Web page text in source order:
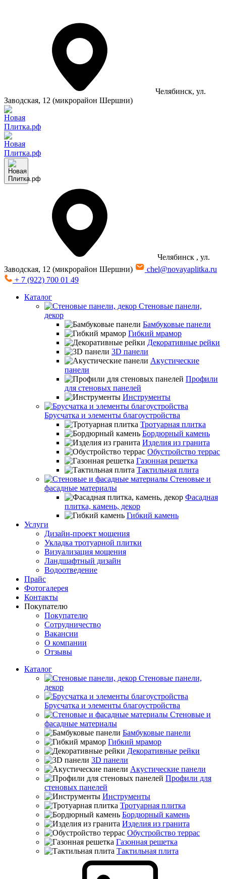
Челябинск, ул.
Заводская, 12 (микрорайон Шершни)
Челябинск , ул.
Заводская, 12 (микрорайон Шершни)
chel@novayaplitka.ru
+ 7 (922) 700 01 49
Каталог
Стеновые панели,
декор
Бамбуковые панели
Гибкий мрамор
Декоративные рейки
3D панели
Акустические
панели
Профили
для стеновых панелей
Инструменты
Брусчатка и элементы благоустройства
Тротуарная плитка
Бордюрный камень
Изделия из гранита
Обустройство террас
Газонная решетка
Тактильная плита
Стеновые и
фасадные материалы
Фасадная
плитка, камень, декор
Гибкий камень
Услуги
Дизайн-проект мощения
Укладка тротуарной плитки
Визуализация мощения
Ландшафтный дизайн
Водоотведение
Прайс
Фотогалерея
Контакты
Покупателю
Покупателю
Сотрудничество
Вакансии
О компании
Отзывы
Каталог
Стеновые панели,
декор
Брусчатка и элементы благоустройства
Стеновые и
фасадные материалы
Бамбуковые панели
Гибкий мрамор
Декоративные рейки
3D панели
Акустические панели
Профили для
стеновых панелей
Инструменты
Тротуарная плитка
Бордюрный камень
Изделия из гранита
Обустройство террас
Газонная решетка
Тактильная плита